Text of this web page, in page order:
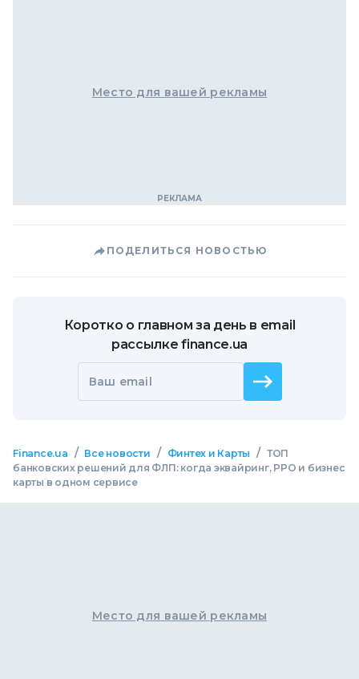
Место для вашей рекламы
ПОДЕЛИТЬСЯ НОВОСТЬЮ
Коротко о главном за день в email
рассылке finance.ua
Ваш email
Finance.ua / Все новости / Финтех и Карты / ТОП
банковских решений для ФЛП: когда эквайринг, РРО и бизнес
карты в одном сервисе
Место для вашей рекламы